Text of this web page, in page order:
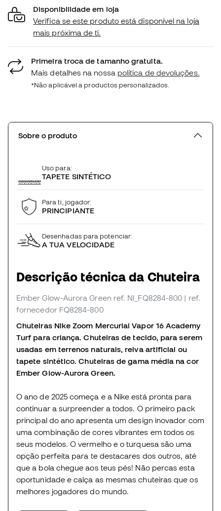
Disponibilidade em loja
Verifica se este produto está disponível na loja
mais próxima de ti.
Primeira troca de tamanho gratuita.
Mais detalhes na nossa política de devoluções.
*Não aplicável a productos personalizados.
Sobre o produto
Uso para:
TAPETE SINTÉTICO
Para ti, jogador:
PRINCIPIANTE
Desenhadas para potenciar:
A TUA VELOCIDADE
Descrição técnica da Chuteira
Ember Glow-Aurora Green ref. NI_FQ8284-800 | ref.
fornecedor FQ8284-800
Chuteiras Nike Zoom Mercurial Vapor 16 Academy
Turf para criança. Chuteiras de tecido, para serem
usadas em terrenos naturais, relva artificial ou
tapete sintético. Chuteiras de gama média na cor
Ember Glow-Aurora Green.
O ano de 2025 começa e a Nike está pronta para
continuar a surpreender a todos. O primeiro pack
principal do ano apresenta um design inovador com
uma combinação de cores vibrantes em todos os
seus modelos. O vermelho e o turquesa são uma
opção perfeita para te destacares dos outros, até
que a bola chegue aos teus pés! Não percas esta
oportunidade e calça as mesmas chuteiras que os
melhores jogadores do mundo.